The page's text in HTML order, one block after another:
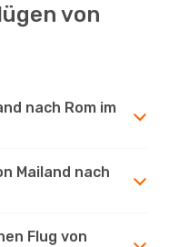
von
nach Rom im
Mailand nach
Flug von